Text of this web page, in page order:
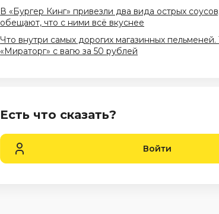
В «Бургер Кинг» привезли два вида острых
обещают, что с ними всё вкуснее
Что внутри самых дорогих магазинных пельменей.
«Мираторг» с вагю за 50 рублей
Есть что сказать?
Войти